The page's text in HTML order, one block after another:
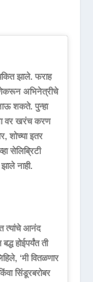
झाले. फराह
अभिनेत्रीचे
शकते. पुन्हा
वर खरंच करण
शोच्या इतर
सेलिब्रिटी
नाही.
त्यांचे आनंद
होईपर्यंत ती
‘मी वितळणार
सिंडूरबरोबर